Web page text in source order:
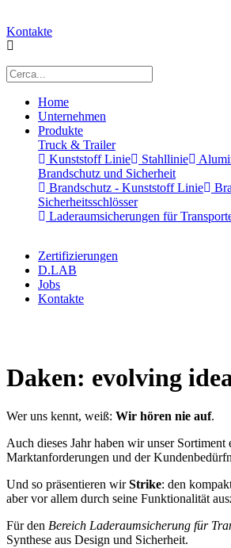
Kontakte
Home
Unternehmen
Produkte
Truck & Trailer
Kunststoff Linie
Stahllinie
Brandschutz und Sicherheit
Brandschutz - Kunststoff Linie
Sicherheitsschlösser
Laderaumsicherungen für
Zertifizierungen
D.LAB
Jobs
Kontakte
Daken: evolving
Wer uns kennt, weiß: Wir hören nie auf.
Auch dieses Jahr haben wir unser
Marktanforderungen und der
Und so präsentieren wirStrike: den
aber vor allem durch seine Funktionalität
Für den Bereich Laderaumsicherung für
Synthese aus Design und Sicherheit.